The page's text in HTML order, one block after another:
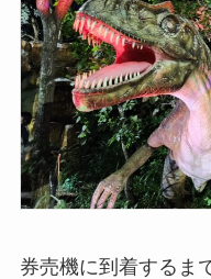
券売機に到着するま